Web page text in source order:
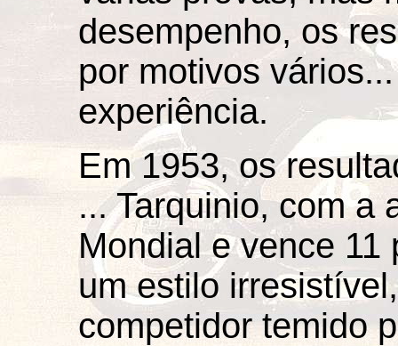
desempenho, os
por motivos
experiência.
Em 1953, os
... Tarquinio, com a
Mondial e vence 11
um estilo
competidor temido